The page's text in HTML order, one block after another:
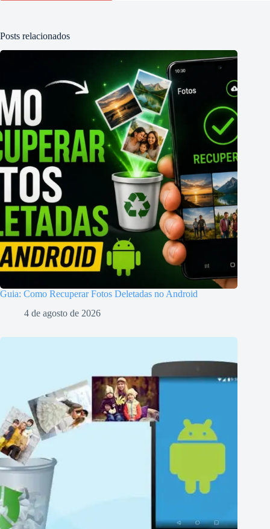
Posts relacionados
Guia: Como Recuperar Fotos Deletadas no Android
4 de agosto de 2026